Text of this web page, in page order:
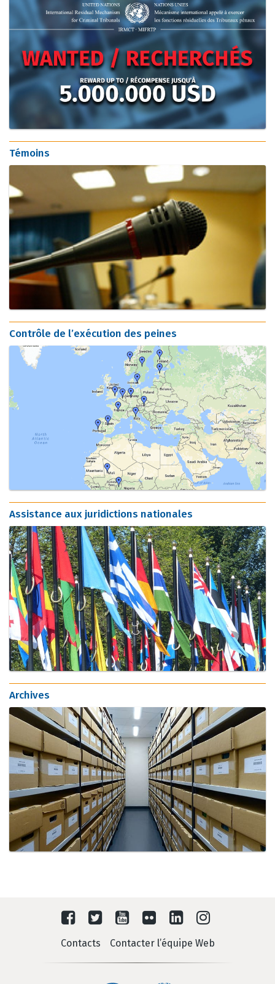
Témoins
Contrôle de l’exécution des peines
Assistance aux juridictions nationales
Archives
Contacts Contacter l’équipe Web